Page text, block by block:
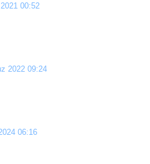
00:52
2022 09:24
06:16